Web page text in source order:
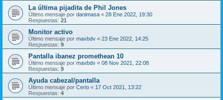
La última pijadita de Phil Jones
Último mensaje por danimasa « 28 Ene 2022, 19:30
Respuestas: 21
Monitor activo
Último mensaje por mavbdv « 23 Ene 2022, 14:25
Respuestas: 9
Pantalla ibanez promethean 10
Último mensaje por mavbdv « 08 Nov 2021, 22:08
Respuestas: 9
Ayuda cabezal/pantalla
Último mensaje por Cerio « 17 Oct 2021, 13:22
Respuestas: 4